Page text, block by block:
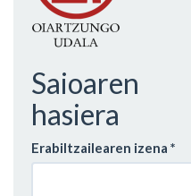
Saioaren
hasiera
Erabiltzailearen izena *